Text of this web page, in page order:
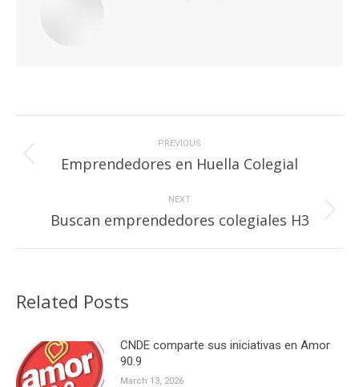
PREVIOUS
Previous
Emprendedores en Huella Colegial
NEXT
Next
Buscan emprendedores colegiales H3
Related Posts
CNDE comparte sus iniciativas en Amor
90.9
March 13, 2026